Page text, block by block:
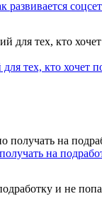
развивается
тех, кто хочет
на